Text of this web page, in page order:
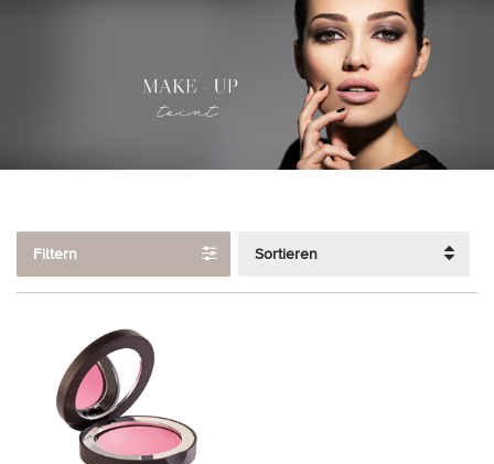
Filtern Sortieren